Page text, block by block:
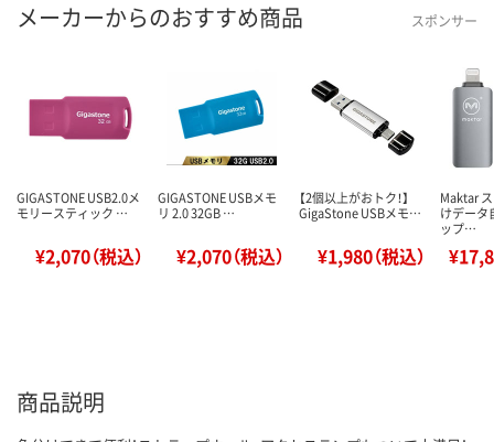
メーカーからのおすすめ商品 スポンサー
GIGASTONE USB2.0メ
モリースティック …
¥2,070（税込）
GIGASTONE USBメモ
リ 2.0 32GB …
¥2,070（税込）
【2個以上がおトク！】
GigaStone USBメモ…
¥1,980（税込）
Maktar
けデータ
ップ…
商品説明